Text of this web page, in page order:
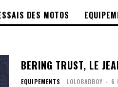
DES MOTOS
BERING TRUST, LE
EQUIPEMENTS LOLOBADBOY - 6